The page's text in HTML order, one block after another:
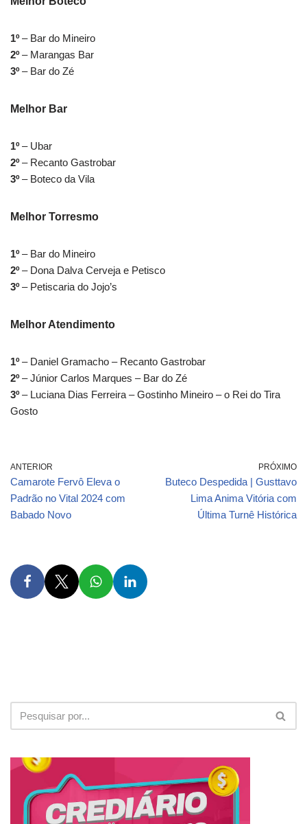
1º– Bar do Mineiro
2º– Marangas Bar
3º– Bar do Zé
Melhor Bar
1º– Ubar
2º– Recanto Gastrobar
3º– Boteco da Vila
Melhor Torresmo
1º– Bar do Mineiro
2º– Dona Dalva Cerveja e Petisco
3º– Petiscaria do Jojo’s
Melhor Atendimento
1º– Daniel Gramacho – Recanto Gastrobar
2º– Júnior Carlos Marques – Bar do Zé
3º– Luciana Dias Ferreira – Gostinho Mineiro – o Rei do Tira
Gosto
ANTERIOR
Camarote Fervô Eleva o
Padrão no Vital 2024 com
Babado Novo
PRÓXIMO
Buteco Despedida | Gusttavo
Lima Anima Vitória com
Última Turnê Histórica